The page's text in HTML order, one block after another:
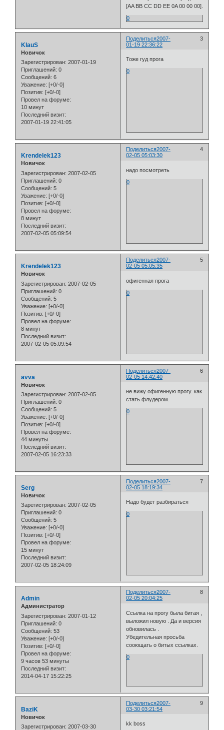
[AA BB CC DD EE 0A 00 00 00].
0
Поделиться 3
2007-
01-19 22:36:22
KlauS
Новичок
Зарегистрирован: 2007-01-19
Приглашений: 0
Сообщений: 6
Уважение: [+0/-0]
Позитив: [+0/-0]
Провел на форуме:
10 минут
Последний визит:
2007-01-19 22:41:05
Тоже гуд прога
0
Поделиться 4
2007-
02-05 05:03:30
Krendelek123
Новичок
Зарегистрирован: 2007-02-05
Приглашений: 0
Сообщений: 5
Уважение: [+0/-0]
Позитив: [+0/-0]
Провел на форуме:
8 минут
Последний визит:
2007-02-05 05:09:54
надо посмотреть
0
Поделиться 5
2007-
02-05 05:05:35
Krendelek123
Новичок
Зарегистрирован: 2007-02-05
Приглашений: 0
Сообщений: 5
Уважение: [+0/-0]
Позитив: [+0/-0]
Провел на форуме:
8 минут
Последний визит:
2007-02-05 05:09:54
офигенная прога
0
Поделиться 6
2007-
02-05 14:42:40
avva
Новичок
Зарегистрирован: 2007-02-05
Приглашений: 0
Сообщений: 5
Уважение: [+0/-0]
Позитив: [+0/-0]
Провел на форуме:
44 минуты
Последний визит:
2007-02-05 16:23:33
не вижу офигенную прогу. как
стать флудером.
0
Поделиться 7
2007-
02-05 18:19:34
Serg
Новичок
Зарегистрирован: 2007-02-05
Приглашений: 0
Сообщений: 5
Уважение: [+0/-0]
Позитив: [+0/-0]
Провел на форуме:
15 минут
Последний визит:
2007-02-05 18:24:09
Надо будет разбираться
0
Поделиться 8
2007-
02-05 20:04:25
Admin
Администратор
Зарегистрирован: 2007-01-12
Приглашений: 0
Сообщений: 53
Уважение: [+0/-0]
Позитив: [+0/-0]
Провел на форуме:
9 часов 53 минуты
Последний визит:
2014-04-17 15:22:25
Ссылка на прогу была битая ,
выложил новую . Да и версия
обновилась .
Убедительная просьба
сооющать о битых ссылках.
0
Поделиться 9
2007-
03-30 03:21:54
BaziK
Новичок
Зарегистрирован: 2007-03-30
kk boss